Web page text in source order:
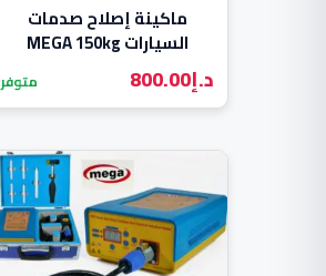
ماكينة إصلاح صدمات
السيارات MEGA 150kg
د.إ800.00 متوفر